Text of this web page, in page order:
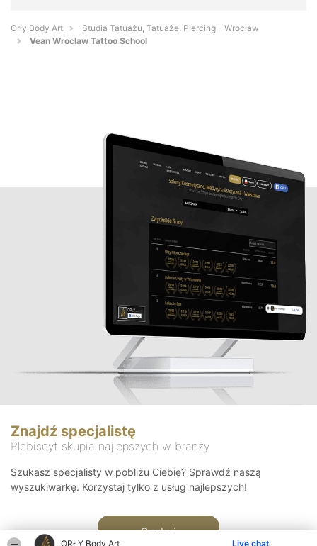
ORŁY Body Art Live chat
Orły Body Art
Studia Tatuażu, Tatuaże, Piercing - Wrocław
Vean Wroclaw Tattoo School
Znajdź specjalistę
Plebiscyt skupia najlepszych w branży
Szukasz specjalisty w pobliżu Ciebie? Sprawdź naszą
wyszukiwarkę. Korzystaj tylko z usług najlepszych!
Szukaj